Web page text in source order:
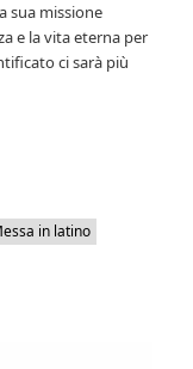
sua missione
e la vita eterna per
ci sarà più
in latino